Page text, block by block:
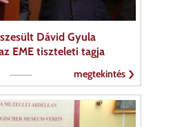
Dávid Gyula
EME tiszteleti tagja
megtekintés